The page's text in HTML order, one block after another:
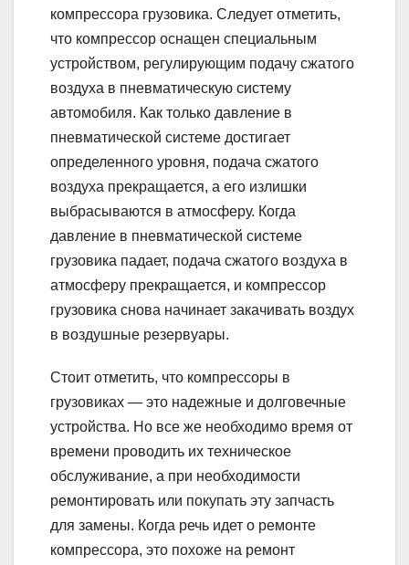
компрессора грузовика. Следует отметить,
что компрессор оснащен специальным
устройством, регулирующим подачу сжатого
воздуха в пневматическую систему
автомобиля. Как только давление в
пневматической системе достигает
определенного уровня, подача сжатого
воздуха прекращается, а его излишки
выбрасываются в атмосферу. Когда
давление в пневматической системе
грузовика падает, подача сжатого воздуха в
атмосферу прекращается, и компрессор
грузовика снова начинает закачивать воздух
в воздушные резервуары.
Стоит отметить, что компрессоры в
грузовиках — это надежные и долговечные
устройства. Но все же необходимо время от
времени проводить их техническое
обслуживание, а при необходимости
ремонтировать или покупать эту запчасть
для замены. Когда речь идет о ремонте
компрессора, это похоже на ремонт